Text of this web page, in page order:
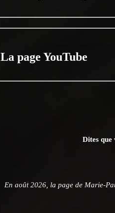
La page YouTube
Dites que
En août 2026, la page de Marie-